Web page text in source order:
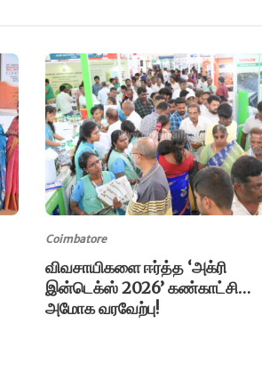
Coimbatore
விவசாயிகளை ஈர்த்த ‘அக்ரி
இன்டெக்ஸ் 2026’ கண்காட்சி…
அமோக வரவேற்பு!